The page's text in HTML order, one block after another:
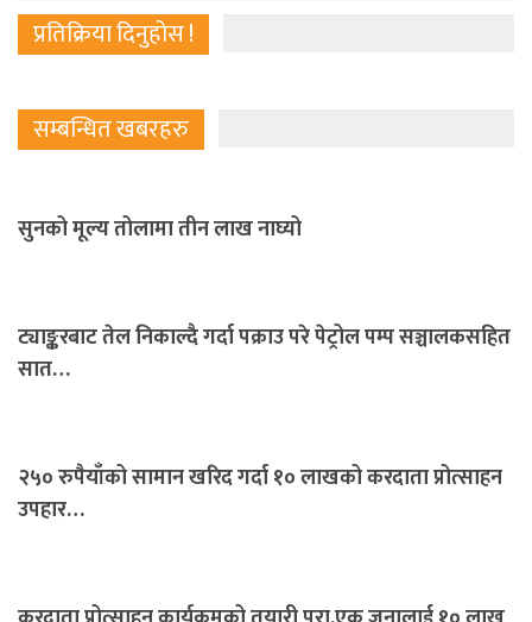
प्रतिक्रिया दिनुहोस !
सम्बन्धित खबरहरु
सुनको मूल्य तोलामा तीन लाख नाघ्यो
ट्याङ्करबाट तेल निकाल्दै गर्दा पक्राउ परे पेट्रोल पम्प सञ्चालकसहित
सात…
२५० रुपैयाँको सामान खरिद गर्दा १० लाखको करदाता प्रोत्साहन
उपहार…